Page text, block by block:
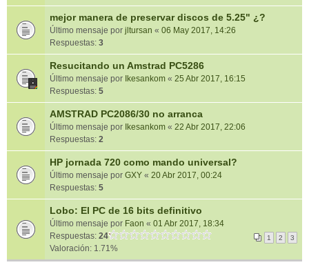
mejor manera de preservar discos de 5.25" ¿?
Último mensaje por jltursan « 06 May 2017, 14:26
Respuestas: 3
Resucitando un Amstrad PC5286
Último mensaje por Ikesankom « 25 Abr 2017, 16:15
Respuestas: 5
AMSTRAD PC2086/30 no arranca
Último mensaje por Ikesankom « 22 Abr 2017, 22:06
Respuestas: 2
HP jornada 720 como mando universal?
Último mensaje por GXY « 20 Abr 2017, 00:24
Respuestas: 5
Lobo: El PC de 16 bits definitivo
Último mensaje por Faon « 01 Abr 2017, 18:34
Respuestas: 24 1 2 3
Valoración: 1.71%